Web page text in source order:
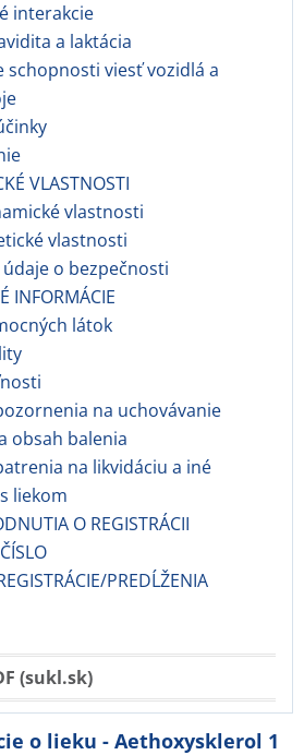
interakcie
a laktácia
schopnosti viesť vozidlá a
VLASTNOSTI
vlastnosti
vlastnosti
o bezpečnosti
INFORMÁCIE
látok
na uchovávanie
obsah balenia
na likvidáciu a iné
liekom
O REGISTRÁCII
PREDĹŽENIA
(sukl.sk)
o lieku - Aethoxysklerol 1